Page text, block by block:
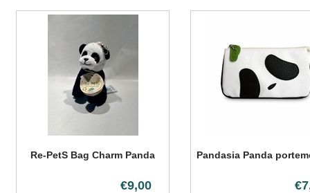
Re-PetS Bag Charm Panda
€9,00
Pandasia Panda